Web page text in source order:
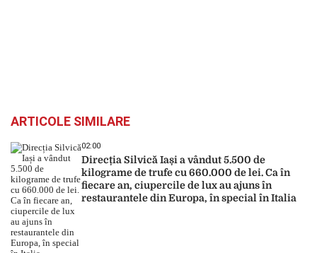
ARTICOLE SIMILARE
02:00
Direcția Silvică Iași a vândut 5.500 de
kilograme de trufe cu 660.000 de lei. Ca în
fiecare an, ciupercile de lux au ajuns în
restaurantele din Europa, în special în Italia